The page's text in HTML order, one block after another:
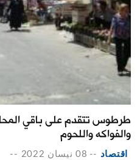
طرطوس تتقدم على باقي
والفواكه واللحوم
اقتصاد -- 08 نيسان 2022 --